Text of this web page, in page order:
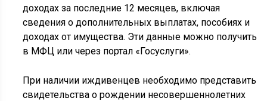
доходах за последние 12 месяцев, включая
сведения о дополнительных выплатах, пособиях и
доходах от имущества. Эти данные можно получить
в МФЦ или через портал «Госуслуги».
При наличии иждивенцев необходимо представить
свидетельства о рождении несовершеннолетних